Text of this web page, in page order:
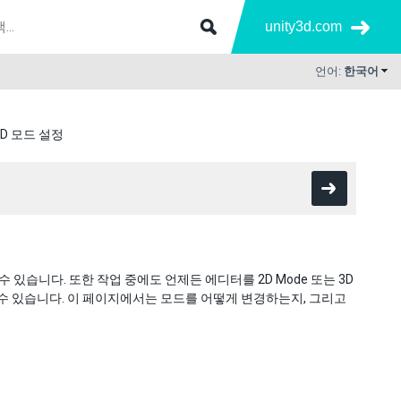
unity3d.com
언어: 한국어
모드 설정
있습니다. 또한 작업 중에도 언제든 에디터를 2D Mode 또는 3D
있습니다. 이 페이지에서는 모드를 어떻게 변경하는지, 그리고